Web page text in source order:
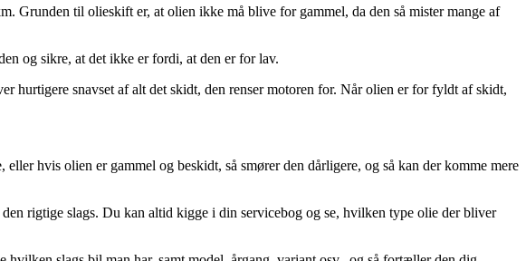
Grunden til olieskift er, at olien ikke må blive for gammel, da den så mister mange af
og sikre, at det ikke er fordi, at den er for lav.
hurtigere snavset af alt det skidt, den renser motoren for. Når olien er for fyldt af skidt,
hvis olien er gammel og beskidt, så smører den dårligere, og så kan der komme mere
rigtige slags. Du kan altid kigge i din servicebog og se, hvilken type olie der bliver